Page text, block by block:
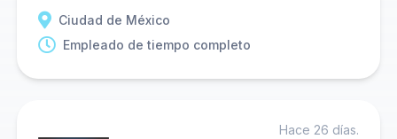
Ciudad de México
Empleado de tiempo completo
Hace 26 días.